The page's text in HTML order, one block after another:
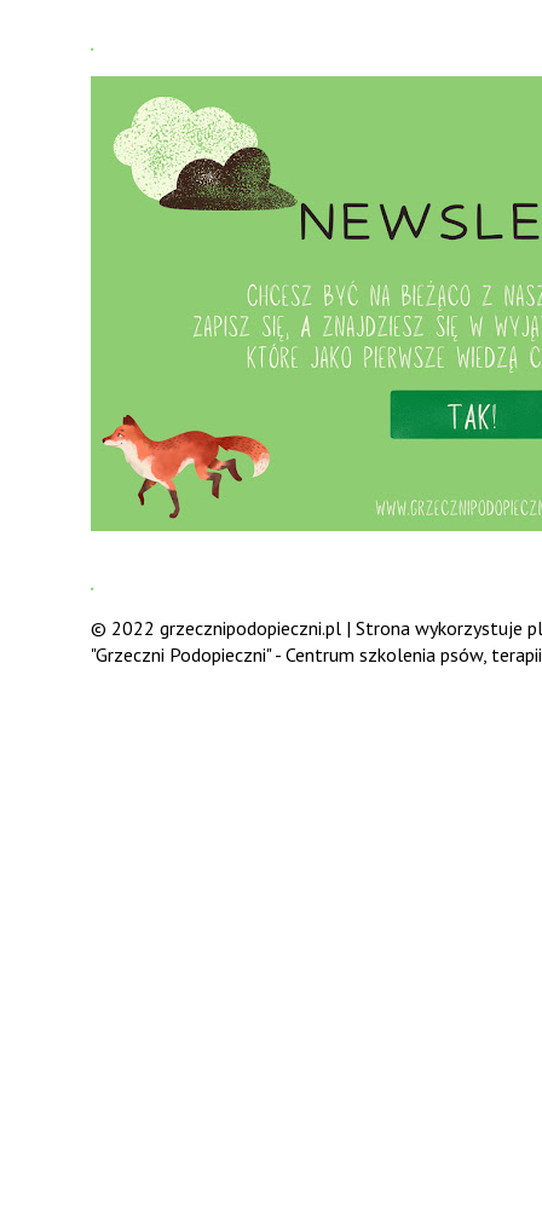
.
.
© 2022 grzecznipodopieczni.pl | Strona wykorzystuje
"Grzeczni Podopieczni" - Centrum szkolenia psów,